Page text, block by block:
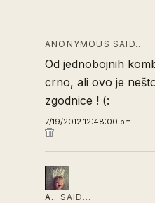
ANONYMOUS SAID…
Od jednobojnih
crno, ali ovo je
zgodnice ! (:
7/19/2012 12:48:00 pm
A.. SAID…